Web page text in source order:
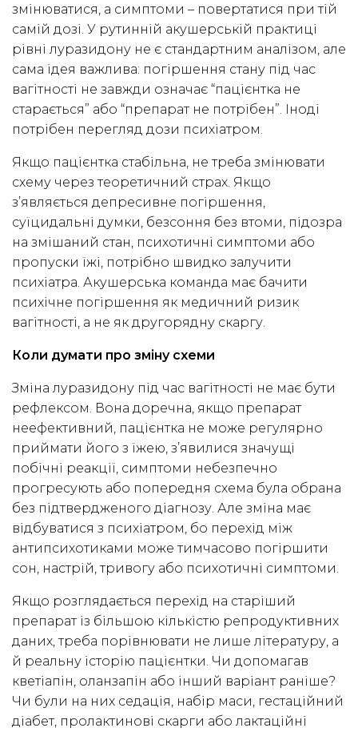
змінюватися, а симптоми – повертатися при тій
самій дозі. У рутинній акушерській практиці
рівні луразидону не є стандартним аналізом, але
сама ідея важлива: погіршення стану під час
вагітності не завжди означає “пацієнтка не
старається” або “препарат не потрібен”. Іноді
потрібен перегляд дози психіатром.
Якщо пацієнтка стабільна, не треба змінювати
схему через теоретичний страх. Якщо
з’являється депресивне погіршення,
суїцидальні думки, безсоння без втоми, підозра
на змішаний стан, психотичні симптоми або
пропуски їжі, потрібно швидко залучити
психіатра. Акушерська команда має бачити
психічне погіршення як медичний ризик
вагітності, а не як другорядну скаргу.
Коли думати про зміну схеми
Зміна луразидону під час вагітності не має бути
рефлексом. Вона доречна, якщо препарат
неефективний, пацієнтка не може регулярно
приймати його з їжею, з’явилися значущі
побічні реакції, симптоми небезпечно
прогресують або попередня схема була обрана
без підтвердженого діагнозу. Але зміна має
відбуватися з психіатром, бо перехід між
антипсихотиками може тимчасово погіршити
сон, настрій, тривогу або психотичні симптоми.
Якщо розглядається перехід на старіший
препарат із більшою кількістю репродуктивних
даних, треба порівнювати не лише літературу, а
й реальну історію пацієнтки. Чи допомагав
кветіапін, оланзапін або інший варіант раніше?
Чи були на них седація, набір маси, гестаційний
діабет, пролактинові скарги або лактаційні